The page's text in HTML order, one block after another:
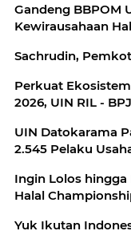
Gandeng BBPOM
Kewirausahaan
Sachrudin,
Perkuat
2026, UIN RIL -
UIN Datokarama
2.545 Pelaku
Ingin Lolos hingga
Halal
Yuk Ikutan